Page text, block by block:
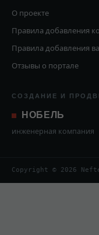
О проекте
Правила добавления
Правила добавления
Отзывы о портале
СОЗДАНИЕ И
НОБЕЛЬ
инженерная компания
Copyright © 2026